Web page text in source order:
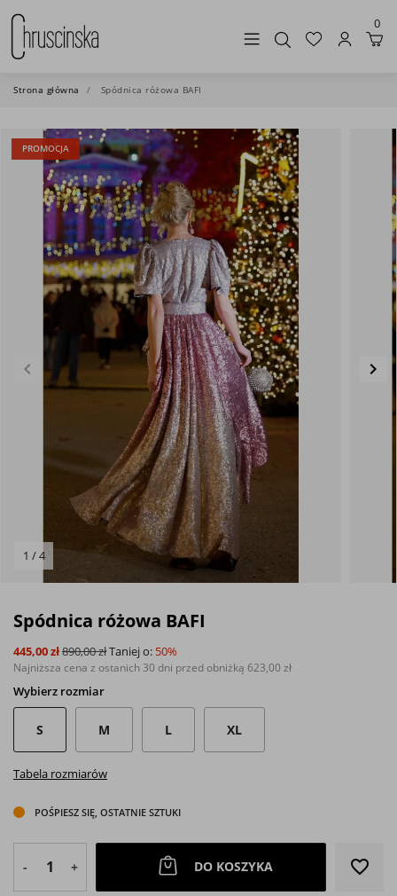
0
Strona główna Spódnica różowa BAFI
PROMOCJA
Poprzedni
keyboard_arrow_left keyboard_arrow_right
1 / 4
Spódnica różowa BAFI
445,00 zł890,00 złTaniej o: 50%
Najniższa cena z ostanich 30 dni przed obniżką 623,00 zł
Wybierz rozmiar
S M L XL
Tabela rozmiarów
POŚPIESZ SIĘ, OSTATNIE SZTUKI
- + DO KOSZYKA favorite_border